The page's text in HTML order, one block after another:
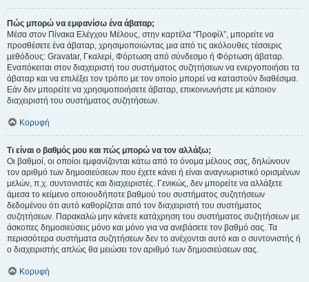
Πώς μπορώ να εμφανίσω ένα άβαταρ;
Μέσα στον Πίνακα Ελέγχου Μέλους, στην καρτέλα “Προφίλ”, μπορείτε να
προσθέσετε ένα άβαταρ, χρησιμοποιώντας μια από τις ακόλουθες τέσσερις
μεθόδους: Gravatar, Γκαλερί, Φόρτωση από σύνδεσμο ή Φόρτωση άβαταρ.
Εναπόκειται στον διαχειριστή του συστήματος συζητήσεων να ενεργοποιήσει τα
άβαταρ και να επιλέξει τον τρόπο με τον οποίο μπορεί να καταστούν διαθέσιμα.
Εάν δεν μπορείτε να χρησιμοποιήσετε άβαταρ, επικοινωνήστε με κάποιον
διαχειριστή του συστήματος συζητήσεων.
Κορυφή
Τι είναι ο βαθμός μου και πώς μπορώ να τον αλλάξω;
Οι βαθμοί, οι οποίοι εμφανίζονται κάτω από το όνομα μέλους σας, δηλώνουν
τον αριθμό των δημοσιεύσεων που έχετε κάνει ή είναι αναγνωριστικό ορισμένων
μελών, π.χ. συντονιστές και διαχειριστές. Γενικώς, δεν μπορείτε να αλλάξετε
άμεσα το κείμενο οποιουδήποτε βαθμού του συστήματος συζητήσεων
δεδομένου ότι αυτό καθορίζεται από τον διαχειριστή του συστήματος
συζητήσεων. Παρακαλώ μην κάνετε κατάχρηση του συστήματος συζητήσεων με
άσκοπες δημοσιεύσεις μόνο και μόνο για να ανεβάσετε τον βαθμό σας. Τα
περισσότερα συστήματα συζητήσεων δεν το ανέχονται αυτό και ο συντονιστής ή
ο διαχειριστής απλώς θα μειώσει τον αριθμό των δημοσιεύσεων σας.
Κορυφή